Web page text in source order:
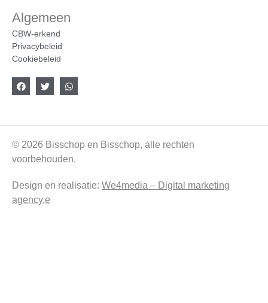
Algemeen
CBW-erkend
Privacybeleid
Cookiebeleid
© 2026 Bisschop en Bisschop, alle rechten
voorbehouden.
Design en realisatie: We4media – Digital marketing
agency.e